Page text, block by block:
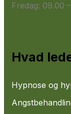
Fredag: ​09.00
Hvad
Hypnose og